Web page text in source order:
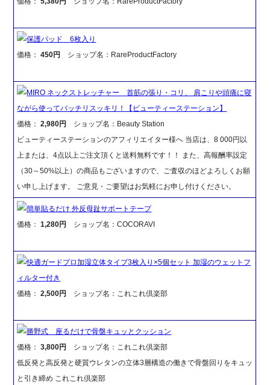
保護パッド 6枚入り
価格：450円 ショップ名：RareProductFactory
MIRO ネックストレッチャー 首筋の張り・コリ、 肩こりや頭痛に寝
ながら使ってバッチリスッキリ！【ビューティーステーション】
価格：2,980円
ショップ名：Beauty Station
ビューティーステーションのアフィリエイター様へ 当店は、8 000円以
上または、4点以上ご注文頂くと送料無料です！！ また、高報酬率設定
（30～50%以上）の商品もございますので、ご査収のほどよろしくお願
い申し上げます。 ご意見・ご要望はお気軽にお申し付けください。
簡単貼るだけ 外反母趾サポートテープ
価格：1,280円 ショップ名：COCORAVI
快適ガードプロ加湿立体タイプ3枚入り×5個セット 加湿のウェットフ
ィルター付き
価格：2,500円 ショップ名：これこれ倶楽部
勝野式 座るだけで骨盤キュッとクッション
価格：3,800円
ショップ名：これこれ倶楽部
低反発と高反発と硬質ウレタンの立体3層構造の働きで骨盤回りをキュッ
と引き締め これこれ倶楽部